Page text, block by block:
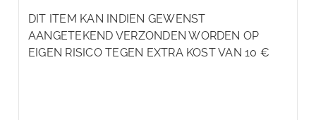
DIT ITEM KAN INDIEN GEWENST
AANGETEKEND VERZONDEN WORDEN OP
EIGEN RISICO TEGEN EXTRA KOST VAN 10 €